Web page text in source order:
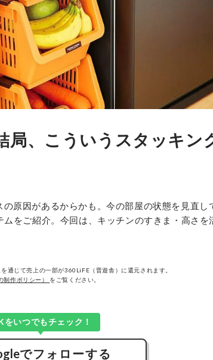
局、こういうスタッキン
原因があるからかも。今の部屋の状態を見直し
をご紹介。今回は、キッチンのすきま・高さを
通じて売上の一部が360LiFE（晋遊舎）に還元されます。
制作ポリシー） をご覧ください。
をいつでもチェック！
でフォローする